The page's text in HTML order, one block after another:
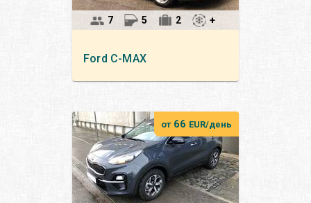
Ford C-MAX
7 5 2 +
от 66 EUR/день